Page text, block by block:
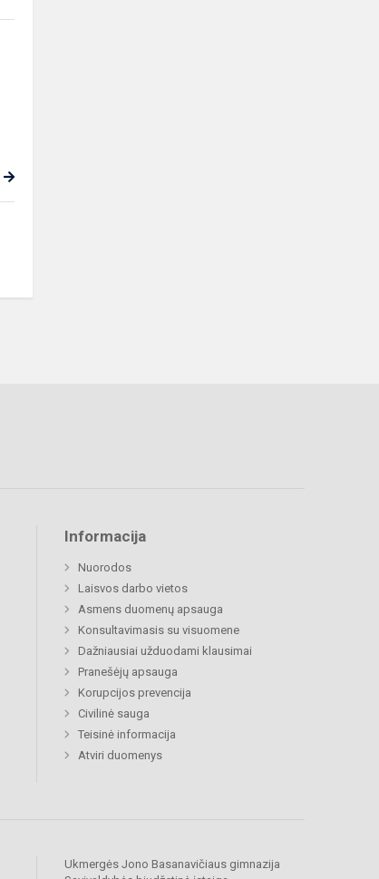
Informacija
Nuorodos
Laisvos darbo vietos
Asmens duomenų apsauga
Konsultavimasis su visuomene
Dažniausiai užduodami klausimai
Pranešėjų apsauga
Korupcijos prevencija
Civilinė sauga
Teisinė informacija
Atviri duomenys
Ukmergės Jono Basanavičiaus gimnazija